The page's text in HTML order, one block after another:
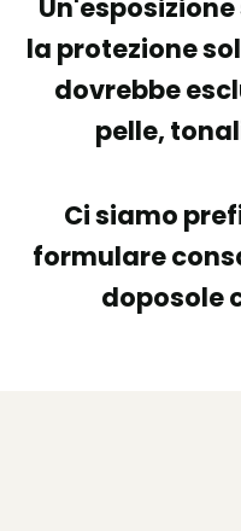
la protezione
dovrebbe
pelle,
Ci siamo
formulare
doposole